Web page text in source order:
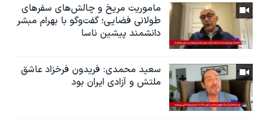
ماموریت مریخ و چالش‌های سفرهای
طولانی فضایی؛ گفت‌وگو با بهرام مبشر
دانشمند پیشین ناسا
سعید محمدی: فریدون فرخزاد عاشق
ملتش و آزادی ایران بود